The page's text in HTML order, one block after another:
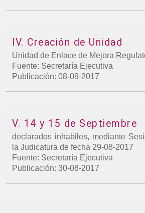
IV. Creación de Unidad
Unidad de Enlace de Mejora
Fuente: Secretaría Ejecutiva
Publicación: 08-09-2017
V. 14 y 15 de Septiembre
declarados inhabiles, mediante
la Judicatura de fecha 29-08-2017
Fuente: Secretaría Ejecutiva
Publicación: 30-08-2017